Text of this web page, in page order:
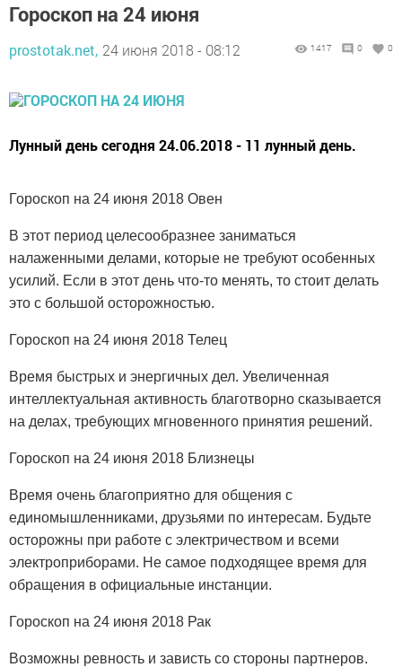
Гороскоп на 24 июня
prostotak.net, 24 июня 2018 - 08:12 1417 0 0
Лунный день сегодня 24.06.2018 - 11 лунный день.
Гороскоп на 24 июня 2018 Овен
В этот период целесообразнее заниматься
налаженными делами, которые не требуют особенных
усилий. Если в этот день что-то менять, то стоит делать
это с большой осторожностью.
Гороскоп на 24 июня 2018 Телец
Время быстрых и энергичных дел. Увеличенная
интеллектуальная активность благотворно сказывается
на делах, требующих мгновенного принятия решений.
Гороскоп на 24 июня 2018 Близнецы
Время очень благоприятно для общения с
единомышленниками, друзьями по интересам. Будьте
осторожны при работе с электричеством и всеми
электроприборами. Не самое подходящее время для
обращения в официальные инстанции.
Гороскоп на 24 июня 2018 Рак
Возможны ревность и зависть со стороны партнеров.